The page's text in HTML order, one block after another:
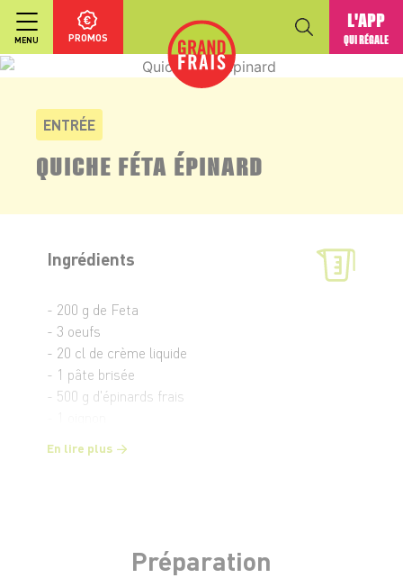
MENU PROMOS
L'APP
QUI RÉGALE
ENTRÉE
QUICHE FÉTA ÉPINARD
Ingrédients
- 200 g de Feta
- 3 oeufs
- 20 cl de crème liquide
- 1 pâte brisée
- 500 g d'épinards frais
- Muscade
En lire plus
Préparation